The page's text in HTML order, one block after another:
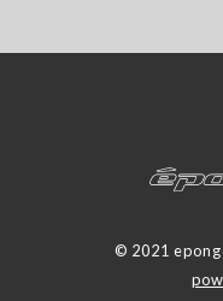
© 2021